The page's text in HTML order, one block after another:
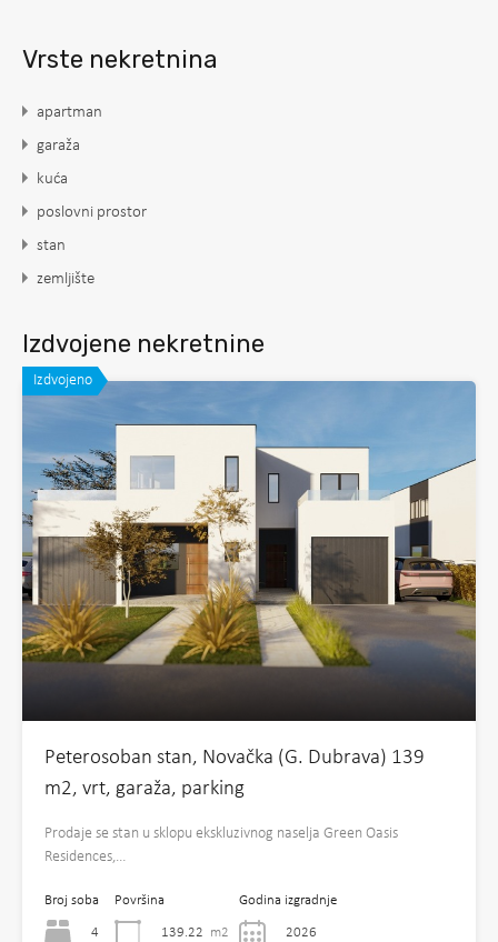
Vrste nekretnina
apartman
garaža
kuća
poslovni prostor
stan
zemljište
Izdvojene nekretnine
Izdvojeno
Peterosoban stan, Novačka (G. Dubrava) 139
m2, vrt, garaža, parking
Prodaje se stan u sklopu ekskluzivnog naselja Green Oasis
Residences,…
Broj soba
4
Površina
139.22 m2
Godina izgradnje
2026